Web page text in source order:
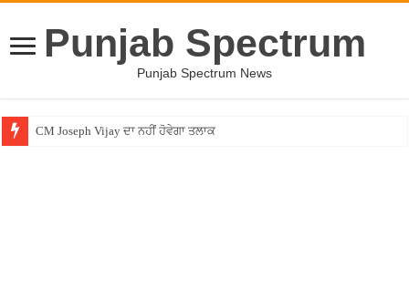
Punjab Spectrum
Punjab Spectrum News
Entertainment News – ਕਮੇਡੀਅਨ ਚੰਦਨ ਪ੍ਰਭਾਕਰ ਦਾ ਖੁਲਾਸਾ ! ”ਲਾਫਟਰ ਚੈਲੇਂਜ”